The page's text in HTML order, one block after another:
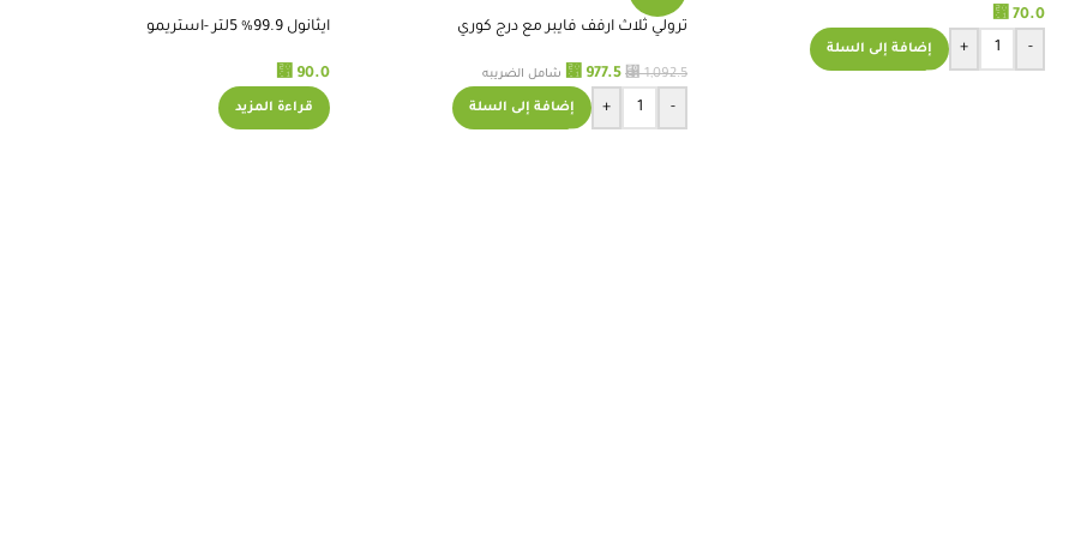
⃁ 70.0
-
+ إضافة إلى السلة
ترولي ثلاث ارفف فايبر مع درج كوري
⃁1,092.5
⃁ 977.5 شامل الضريبه
-
+ إضافة إلى السلة
ايثانول 99.9% 5لتر -استريمو
⃁ 90.0
قراءة المزيد